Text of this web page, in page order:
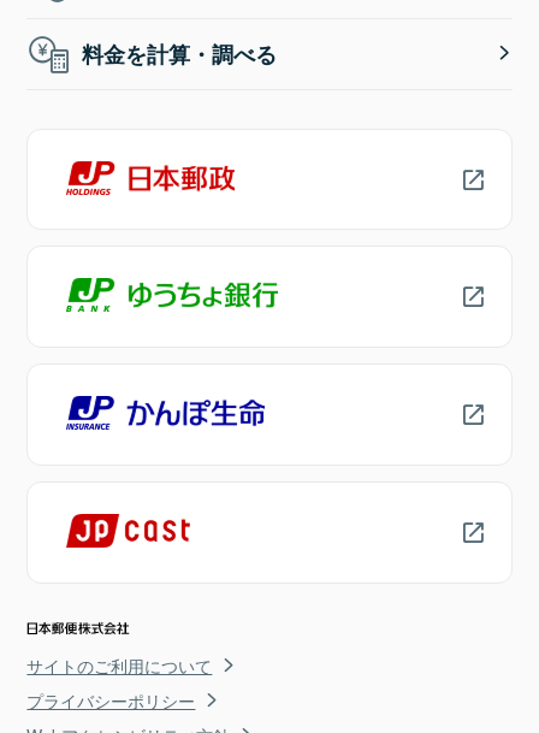
料金を計算・調べる
サイトのご利用について
プライバシーポリシー